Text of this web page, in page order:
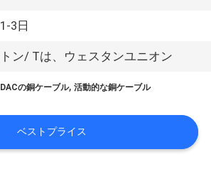
1-3日
トン/ Tは、ウェスタンユニオン
DACの銅ケーブル,活動的な銅ケーブル
ベストプライス